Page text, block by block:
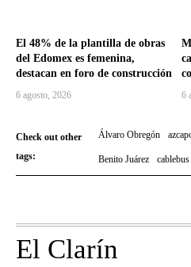
El 48% de la plantilla de obras
del Edomex es femenina,
destacan en foro de construcción
6 agosto, 2026 6
Check out other
tags:
Álvaro Obregón
Benito Juárez cablebus
El Clarín